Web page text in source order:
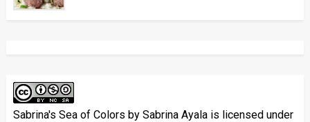
Sabrina's Sea of Colors by Sabrina Ayalais licensed under